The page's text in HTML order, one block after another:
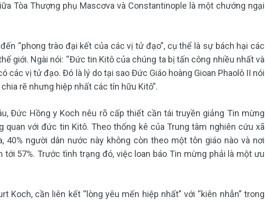
Tòa Thượng phụ Mascơva và Constantinople là một chướng ngại
“phong trào đại kết của các vị tử đạo”, cụ thể là sự bách hại các
giới. Ngài nói: “Đức tin Kitô của chúng ta bị tấn công nhiều nhất và
các vị tử đạo. Đó là lý do tại sao Đức Giáo hoàng Gioan Phaolô II nói
rẽ nhưng hiệp nhất các tín hữu Kitô”.
Đức Hồng y Koch nêu rõ cấp thiết cần tái truyền giảng Tin mừng
quan với đức tin Kitô. Theo thống kê của Trung tâm nghiên cứu xã
40% người dân nước này không còn theo một tôn giáo nào và nơi
tới 57%. Trước tình trạng đó, việc loan báo Tin mừng phải là một ưu
Koch, cần liên kết “lòng yêu mến hiệp nhất” với “kiên nhẫn” trong